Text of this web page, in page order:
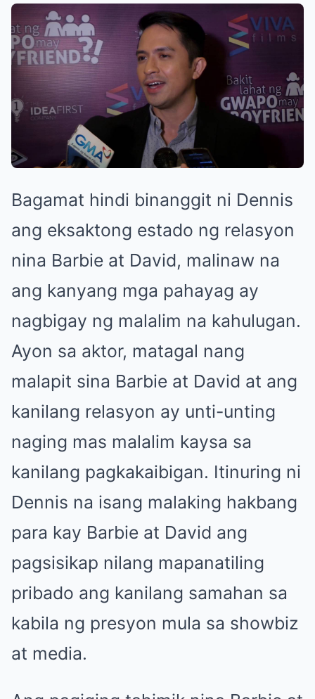
Bagamat hindi binanggit ni Dennis
ang eksaktong estado ng relasyon
nina Barbie at David, malinaw na
ang kanyang mga pahayag ay
nagbigay ng malalim na kahulugan.
Ayon sa aktor, matagal nang
malapit sina Barbie at David at ang
kanilang relasyon ay unti-unting
naging mas malalim kaysa sa
kanilang pagkakaibigan. Itinuring ni
Dennis na isang malaking hakbang
para kay Barbie at David ang
pagsisikap nilang mapanatiling
pribado ang kanilang samahan sa
kabila ng presyon mula sa showbiz
at media.